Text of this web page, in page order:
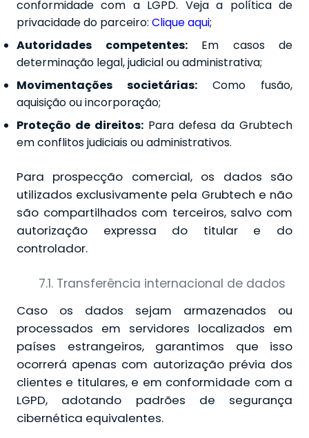
conformidade com a LGPD. Veja a política de
privacidade do parceiro: Clique aqui;
Autoridades competentes:Em casos de
determinação legal, judicial ou administrativa;
Movimentações societárias: Como fusão,
aquisição ou incorporação;
Proteção de direitos: Para defesa da Grubtech
em conflitos judiciais ou administrativos.
Para prospecção comercial, os dados são
utilizados exclusivamente pela Grubtech e não
são compartilhados com terceiros, salvo com
autorização expressa do titular e do
controlador.
7.1. Transferência internacional de dados
Caso os dados sejam armazenados ou
processados em servidores localizados em
países estrangeiros, garantimos que isso
ocorrerá apenas com autorização prévia dos
clientes e titulares, e em conformidade com a
LGPD, adotando padrões de segurança
cibernética equivalentes.